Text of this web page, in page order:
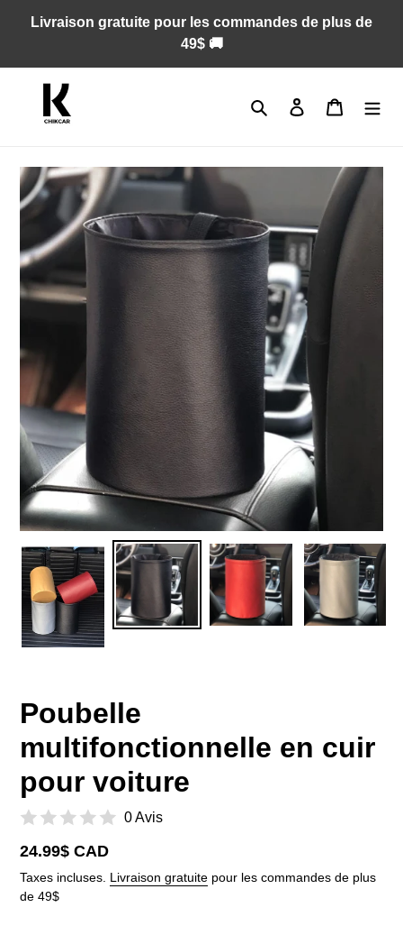
Livraison gratuite pour les commandes de plus de
49$ 🚚
RechercherSe connecter
Panier
Poubelle
multifonctionnelle en cuir
pour voiture
0 Avis
Prix
normal
24.99$ CAD
Taxes incluses. Livraison gratuite pour les commandes de plus
de 49$